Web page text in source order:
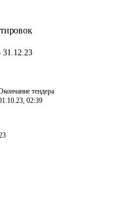
31.12.23
тендера
02:39